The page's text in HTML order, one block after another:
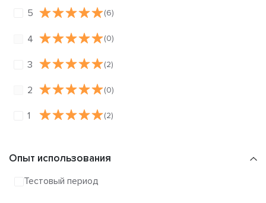
5 (6)
4 (0)
3 (2)
2 (0)
1 (2)
Опыт использования
Тестовый период